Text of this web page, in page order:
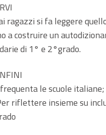
ragazzi si fa leggere
a costruire un
di 1° e 2°grado.
le scuole
riflettere insieme su